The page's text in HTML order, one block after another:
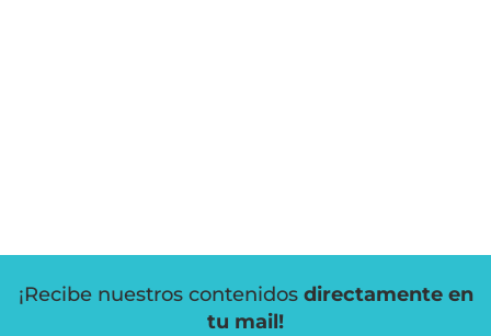
¡Recibe nuestros contenidos directamente en
tu mail!